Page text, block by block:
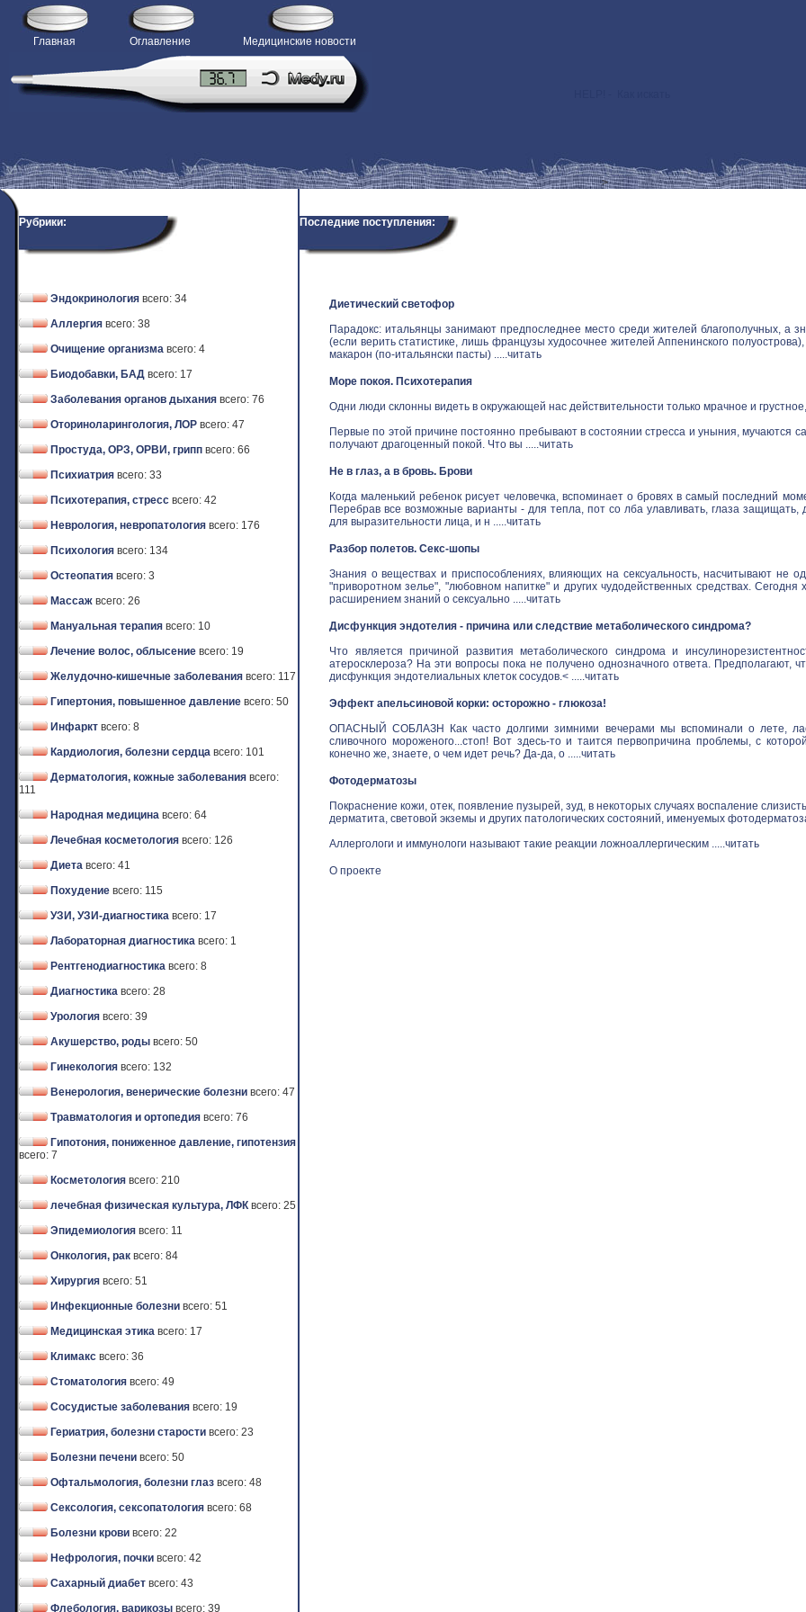
Главная Оглавление Медицинские новости
>
Рубрики:
Эндокринология всего: 34
Аллергия всего: 38
Очищение организма всего: 4
Биодобавки, БАД всего: 17
Заболевания органов дыхания всего: 76
Оториноларингология, ЛОР всего: 47
Простуда, ОРЗ, ОРВИ, грипп всего: 66
Психиатрия всего: 33
Психотерапия, стресс всего: 42
Неврология, невропатология всего: 176
Психология всего: 134
Остеопатия всего: 3
Массаж всего: 26
Мануальная терапия всего: 10
Лечение волос, облысение всего: 19
Желудочно-кишечные заболевания всего: 117
Гипертония, повышенное давление всего: 50
Инфаркт всего: 8
Кардиология, болезни сердца всего: 101
Дерматология, кожные заболевания всего:
111
Народная медицина всего: 64
Лечебная косметология всего: 126
Диета всего: 41
Похудение всего: 115
УЗИ, УЗИ-диагностика всего: 17
Лабораторная диагностика всего: 1
Рентгенодиагностика всего: 8
Диагностика всего: 28
Урология всего: 39
Акушерство, роды всего: 50
Гинекология всего: 132
Венерология, венерические болезни всего: 47
Травматология и ортопедия всего: 76
Гипотония, пониженное давление, гипотензия
всего: 7
Косметология всего: 210
лечебная физическая культура, ЛФК всего: 25
Эпидемиология всего: 11
Онкология, рак всего: 84
Хирургия всего: 51
Инфекционные болезни всего: 51
Медицинская этика всего: 17
Климакс всего: 36
Стоматология всего: 49
Сосудистые заболевания всего: 19
Гериатрия, болезни старости всего: 23
Болезни печени всего: 50
Офтальмология, болезни глаз всего: 48
Сексология, сексопатология всего: 68
Болезни крови всего: 22
Нефрология, почки всего: 42
Сахарный диабет всего: 43
Флебология, варикозы всего: 39
Последние поступления:
Диетический светофор
Парадокс: итальянцы занимают предпоследнее место среди жителей благополучных, а
(если верить статистике, лишь французы худосочнее жителей Аппенинского
макарон (по-итальянски пасты) .....читать
Море покоя. Психотерапия
Одни люди склонны видеть в окружающей нас действительности только мрачное и
Первые по этой причине постоянно пребывают в состоянии стресса и уныния, мучаются
получают драгоценный покой. Что вы .....читать
Не в глаз, а в бровь. Брови
Когда маленький ребенок рисует человечка, вспоминает о бровях в самый последний
Перебрав все возможные варианты - для тепла, пот со лба улавливать, глаза
для выразительности лица, и н .....читать
Разбор полетов. Секс-шопы
Знания о веществах и приспособлениях, влияющих на сексуальность, насчитывают не
"приворотном зелье", "любовном напитке" и других чудодейственных средствах.
расширением знаний о сексуально .....читать
Дисфункция эндотелия - причина или следствие метаболического синдрома?
Что является причиной развития метаболического синдрома и
атеросклероза? На эти вопросы пока не получено однозначного ответа.
дисфункция эндотелиальных клеток сосудов.< .....читать
Эффект апельсиновой корки: осторожно - глюкоза!
ОПАСНЫЙ СОБЛАЗН Как часто долгими зимними вечерами мы вспоминали о лете,
сливочного мороженого...стоп! Вот здесь-то и таится первопричина проблемы, с
конечно же, знаете, о чем идет речь? Да-да, о .....читать
Фотодерматозы
Покраснение кожи, отек, появление пузырей, зуд, в некоторых случаях воспаление
дерматита, световой экземы и других патологических состояний, именуемых
Аллергологи и иммунологи называют такие реакции ложноаллергическим .....читать
О проекте